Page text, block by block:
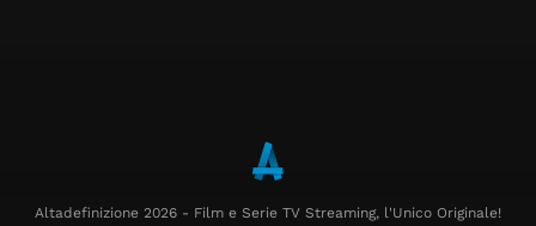
Altadefinizione 2026 - Film e Serie TV Streaming, l'Unico Originale!